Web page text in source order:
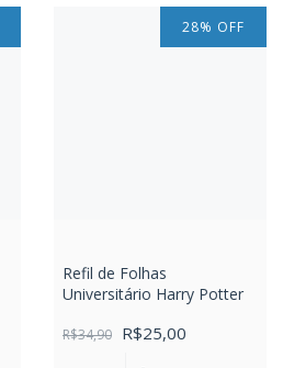
28% OFF
Refil de Folhas
Universitário Harry Potter
R$34,90 R$25,00